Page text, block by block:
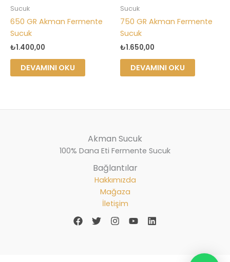
Sucuk
650 GR Akman Fermente
Sucuk
₺1.400,00
DEVAMINI OKU
Sucuk
750 GR Akman Fermente
Sucuk
₺1.650,00
DEVAMINI OKU
Akman Sucuk
100% Dana Eti Fermente Sucuk
Bağlantılar
Hakkımızda
Mağaza
İletişim